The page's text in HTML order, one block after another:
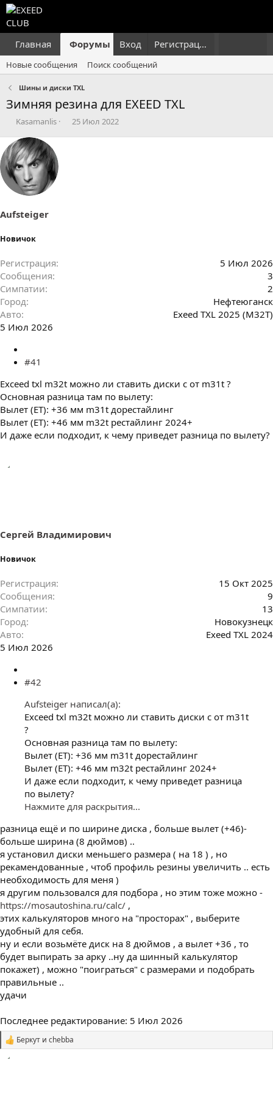
Главная Форумы Что нового?
Вход Регистрация
Новые сообщения Поиск сообщений
Шины и диски TXL
Зимняя резина для EXEED TXL
А
т
о
р
т
е
м
ы
Kasamanlis
Д
25 Июл 2022
Aufsteiger
Новичок
Регистрация
5 Июл 2026
Сообщения
3
Симпатии
2
Город
Нефтеюганск
Авто
Exeed TXL 2025 (M32T)
5 Июл 2026
#41
Exceed txl m32t можно ли ставить диски с от m31t ?
Основная разница там по вылету:
Вылет (ET): +36 мм m31t дорестайлинг
Вылет (ET): +46 мм m32t рестайлинг 2024+
И даже если подходит, к чему приведет разница по вылету?
Сергей Владимирович
Новичок
Регистрация
15 Окт 2025
Сообщения
9
Симпатии
13
Город
Новокузнецк
Авто
Exeed TXL 2024
5 Июл 2026
#42
Aufsteiger написал(а):
Exceed txl m32t можно ли ставить диски с от m31t
?
Основная разница там по вылету:
Вылет (ET): +36 мм m31t дорестайлинг
Вылет (ET): +46 мм m32t рестайлинг 2024+
И даже если подходит, к чему приведет разница
по вылету?
Нажмите для раскрытия...
разница ещё и по ширине диска , больше вылет (+46)-
больше ширина (8 дюймов) ..
я установил диски меньшего размера ( на 18 ) , но
рекамендованные , чтоб профиль резины увеличить .. есть
необходимость для меня )
я другим пользовался для подбора , но этим тоже можно -
https://mosautoshina.ru/calc/ ,
этих калькуляторов много на "просторах" , выберите
удобный для себя.
ну и если возьмёте диск на 8 дюймов , а вылет +36 , то
будет выпирать за арку ..ну да шинный калькулятор
покажет) , можно "поиграться" с размерами и подобрать
правильные ..
удачи
Последнее редактирование: 5 Июл 2026
С
Беркут и chebba